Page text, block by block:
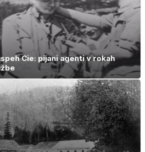
Cie: pijani agenti v rokah